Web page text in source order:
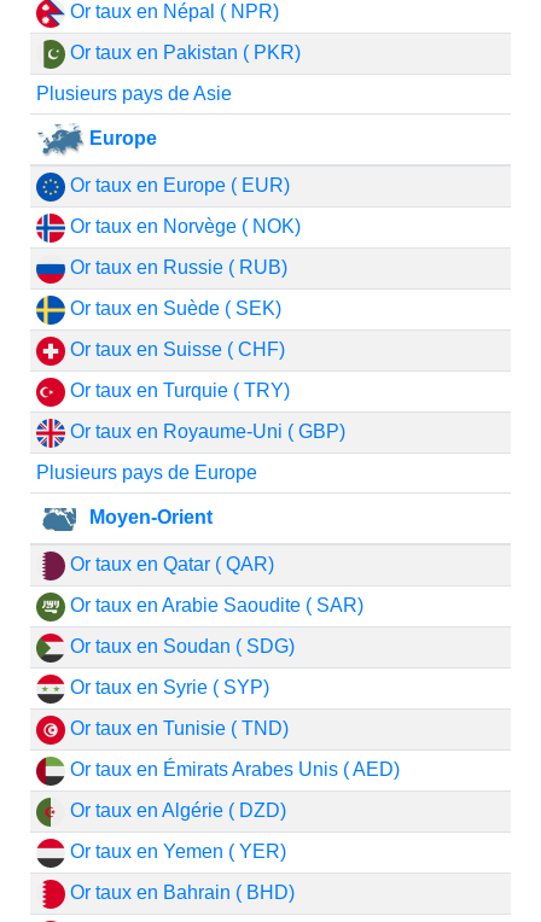
Or taux en Népal ( NPR)
Or taux en Pakistan ( PKR)
Plusieurs pays de Asie
Europe
Or taux en Europe ( EUR)
Or taux en Norvège ( NOK)
Or taux en Russie ( RUB)
Or taux en Suède ( SEK)
Or taux en Suisse ( CHF)
Or taux en Turquie ( TRY)
Or taux en Royaume-Uni ( GBP)
Plusieurs pays de Europe
Moyen-Orient
Or taux en Qatar ( QAR)
Or taux en Arabie Saoudite ( SAR)
Or taux en Soudan ( SDG)
Or taux en Syrie ( SYP)
Or taux en Tunisie ( TND)
Or taux en Émirats Arabes Unis ( AED)
Or taux en Algérie ( DZD)
Or taux en Yemen ( YER)
Or taux en Bahrain ( BHD)